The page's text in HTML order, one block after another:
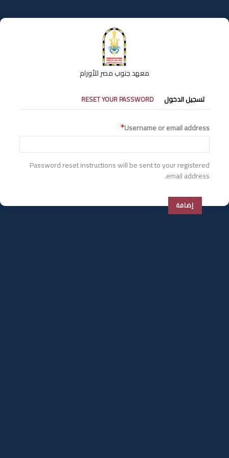
إلى
المحتوى
معهد جنوب مصر للأورام
التبويبات
الأساسية
تسجيل الدخول RESET YOUR PASSWORD
Username or email address
Password reset instructions will be sent to your registered
email address.